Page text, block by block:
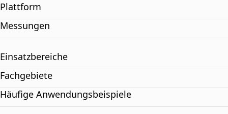
Plattform
Messungen
Einsatzbereiche
Fachgebiete
Häufige Anwendungsbeispiele